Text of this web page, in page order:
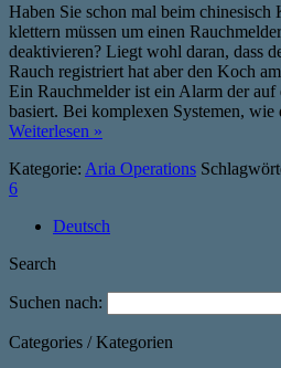
Haben Sie schon mal beim
klettern müssen um einen
deaktivieren? Liegt wohl daran, dass
Rauch registriert hat aber den Koch
Ein Rauchmelder ist ein Alarm der
basiert. Bei komplexen Systemen,
Weiterlesen »
Kategorie: Aria Operations
6
Deutsch
Search
Suchen nach:
Categories / Kategorien